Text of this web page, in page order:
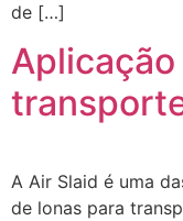
de […]
A Air Slaid é uma
de lonas para